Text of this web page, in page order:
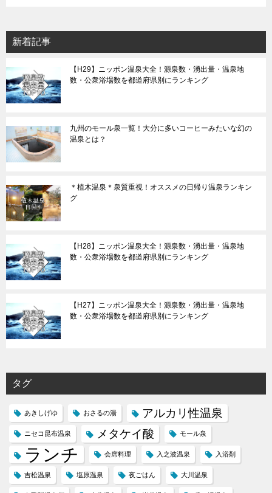
新着記事
【H29】ニッポン温泉大全！源泉数・湧出量・温泉地
数・公衆浴場数を都道府県別にランキング
九州のモール泉一覧！大分に多いコーヒーみたいな幻の
温泉とは？
＊植木温泉＊泉質重視！オススメの日帰り温泉ランキン
グ
【H28】ニッポン温泉大全！源泉数・湧出量・温泉地
数・公衆浴場数を都道府県別にランキング
【H27】ニッポン温泉大全！源泉数・湧出量・温泉地
数・公衆浴場数を都道府県別にランキング
タグ
あきしげゆ おさるの湯 アルカリ性温泉
ニセコ昆布温泉 メタケイ酸 モール泉
ランチ 会席料理 入之波温泉 入浴剤
吉松温泉 塩原温泉 夜ごはん 大川温泉